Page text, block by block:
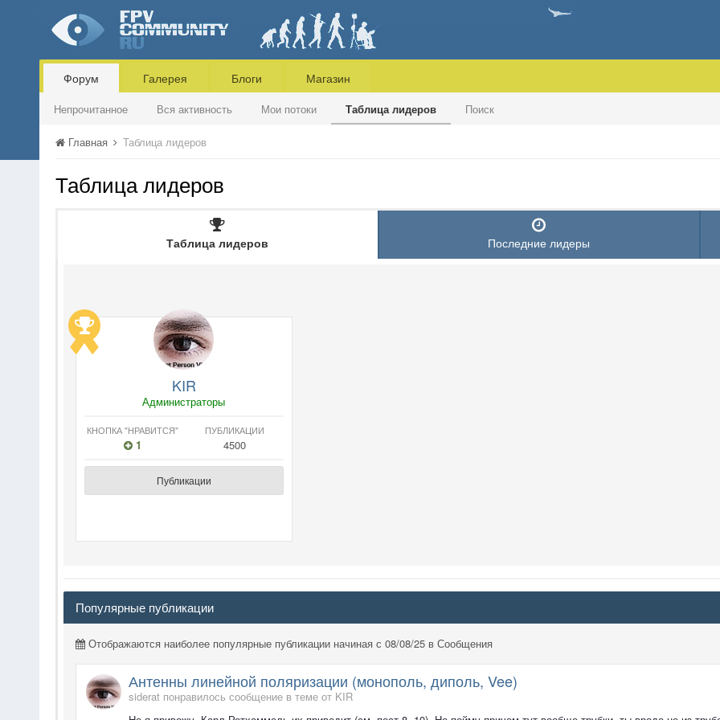
Форум
Непрочитанное Вся активность Мои потоки Таблица лидеров Поиск
Галерея Блоги Магазин
Главная Таблица лидеров
Таблица лидеров
Таблица лидеров Последние лидеры
KIR
Администраторы
КНОПКА "НРАВИТСЯ"
1
ПУБЛИКАЦИИ
4500
Публикации
Популярные публикации
Отображаются наиболее популярные публикации начиная с 08/08/25 в Сообщения
Антенны линейной поляризации (монополь, диполь, Vee)
sideratпонравилось сообщение в темеот KIR